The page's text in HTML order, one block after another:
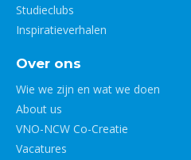
Studieclubs
Inspiratieverhalen
Over ons
Wie we zijn en wat we doen
About us
VNO-NCW Co-Creatie
Vacatures